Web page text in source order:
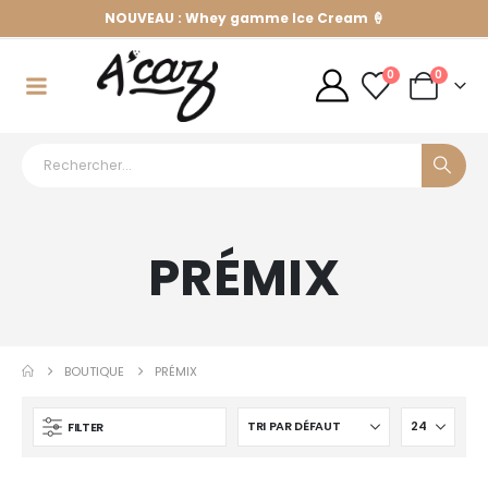
NOUVEAU : Whey gamme Ice Cream 🍦
0 0
PRÉMIX
BOUTIQUE PRÉMIX
FILTER